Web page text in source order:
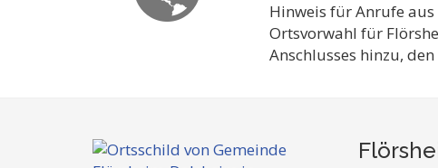
Hinweis für Anrufe
Ortsvorwahl für
Anschlusses hinzu,